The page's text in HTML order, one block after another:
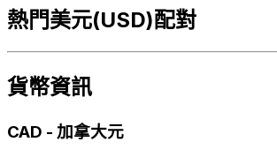
熱門美元(USD)配對
貨幣資訊
CAD - 加拿大元